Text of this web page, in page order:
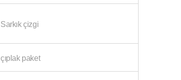
Sarkık çizgi
çıplak paket